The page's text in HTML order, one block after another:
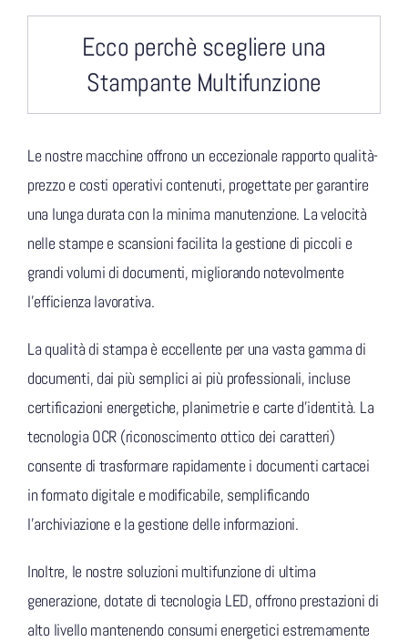
Ecco perchè scegliere una
Stampante Multifunzione
Le nostre macchine offrono un eccezionale rapporto qualità-
prezzo e costi operativi contenuti, progettate per garantire
una lunga durata con la minima manutenzione. La velocità
nelle stampe e scansioni facilita la gestione di piccoli e
grandi volumi di documenti, migliorando notevolmente
l’efficienza lavorativa.
La qualità di stampa è eccellente per una vasta gamma di
documenti, dai più semplici ai più professionali, incluse
certificazioni energetiche, planimetrie e carte d’identità. La
tecnologia OCR (riconoscimento ottico dei caratteri)
consente di trasformare rapidamente i documenti cartacei
in formato digitale e modificabile, semplificando
l’archiviazione e la gestione delle informazioni.
Inoltre, le nostre soluzioni multifunzione di ultima
generazione, dotate di tecnologia LED, offrono prestazioni di
alto livello mantenendo consumi energetici estremamente